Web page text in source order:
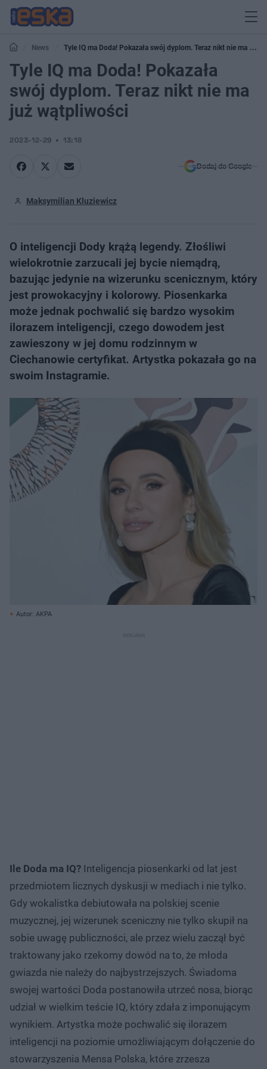
News
Tyle IQ ma Doda! Pokazała swój dyplom. Teraz nikt nie ma już
wątpliwości
Tyle IQ ma Doda! Pokazała
swój dyplom. Teraz nikt nie ma
już wątpliwości
2023-12-29 13:18
Dodaj do Google
Maksymilian Kluziewicz
O inteligencji Dody krążą legendy. Złośliwi
wielokrotnie zarzucali jej bycie niemądrą,
bazując jedynie na wizerunku scenicznym, który
jest prowokacyjny i kolorowy. Piosenkarka
może jednak pochwalić się bardzo wysokim
ilorazem inteligencji, czego dowodem jest
zawieszony w jej domu rodzinnym w
Ciechanowie certyfikat. Artystka pokazała go na
swoim Instagramie.
Autor: AKPA
Ile Doda ma IQ? Inteligencja piosenkarki od lat jest
przedmiotem licznych dyskusji w mediach i nie tylko.
Gdy wokalistka debiutowała na polskiej scenie
muzycznej, jej wizerunek sceniczny nie tylko skupił na
sobie uwagę publiczności, ale przez wielu zaczął być
traktowany jako rzekomy dowód na to, że młoda
gwiazda nie należy do najbystrzejszych. Świadoma
swojej wartości Doda postanowiła utrzeć nosa, biorąc
udział w wielkim teście IQ, który zdała z imponującym
wynikiem. Artystka może pochwalić się ilorazem
inteligencji na poziomie umożliwiającym dołączenie do
stowarzyszenia Mensa Polska, które zrzesza